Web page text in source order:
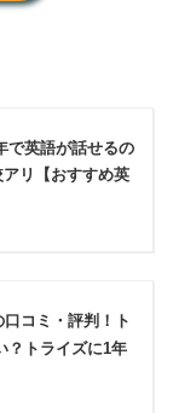
で英語が話せるの
リ【おすすめ英
口コミ・評判！ト
？トライズに1年